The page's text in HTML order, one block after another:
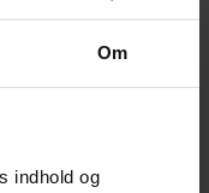
Om
indhold og
skønhed?
i dag?
and I overhovedet